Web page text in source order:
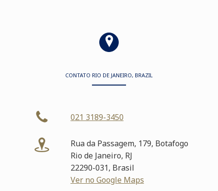
CONTATO RIO DE JANEIRO, BRAZIL
021 3189-3450
Rua da Passagem, 179, Botafogo
Rio de Janeiro, RJ
22290-031, Brasil
Ver no Google Maps